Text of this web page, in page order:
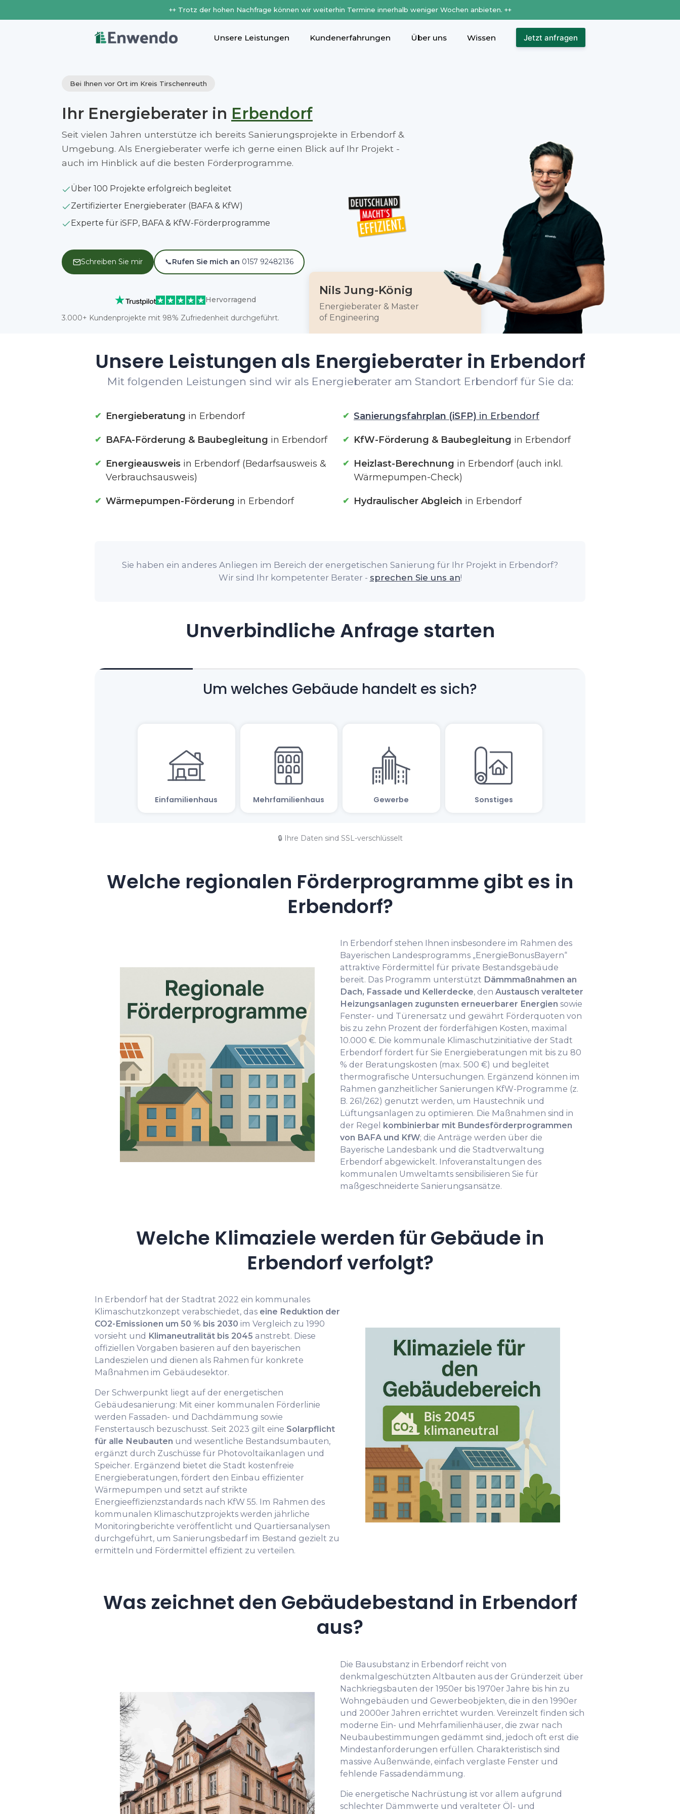
++ Trotz der hohen Nachfrage können wir weiterhin Termine innerhalb weniger Wochen anbieten. ++
Unsere Leistungen Kundenerfahrungen Über uns Wissen Jetzt anfragen
Bei Ihnen vor Ort im Kreis Tirschenreuth
Ihr Energieberater in Erbendorf
Seit vielen Jahren unterstütze ich bereits Sanierungsprojekte in Erbendorf &
Umgebung. Als Energieberater werfe ich gerne einen Blick auf Ihr Projekt -
auch im Hinblick auf die besten Förderprogramme.
Über 100 Projekte erfolgreich begleitet
Zertifizierter Energieberater (BAFA & KfW)
Experte für iSFP, BAFA & KfW-Förderprogramme
Schreiben Sie mir 📞Rufen Sie mich an 0157 92482136
Hervorragend
3.000+ Kundenprojekte mit 98% Zufriedenheit durchgeführt.
Nils Jung-König
Energieberater & Master
of Engineering
Unsere Leistungen als Energieberater in Erbendorf
Mit folgenden Leistungen sind wir als Energieberater am Standort Erbendorf für Sie da:
Energieberatung in Erbendorf Sanierungsfahrplan (iSFP) in Erbendorf
BAFA-Förderung & Baubegleitung in Erbendorf KfW-Förderung & Baubegleitung in Erbendorf
Energieausweis in Erbendorf (Bedarfsausweis &
Verbrauchsausweis)
Heizlast-Berechnung in Erbendorf (auch inkl.
Wärmepumpen-Check)
Wärmepumpen-Förderung in Erbendorf Hydraulischer Abgleich in Erbendorf
Sie haben ein anderes Anliegen im Bereich der energetischen Sanierung für Ihr Projekt in Erbendorf?
Wir sind Ihr kompetenter Berater - sprechen Sie uns an!
Unverbindliche Anfrage starten
🔒 Ihre Daten sind SSL-verschlüsselt
Welche regionalen Förderprogramme gibt es in
Erbendorf?
In Erbendorf stehen Ihnen insbesondere im Rahmen des
Bayerischen Landesprogramms „EnergieBonusBayern“
attraktive Fördermittel für private Bestandsgebäude
bereit. Das Programm unterstützt Dämmmaßnahmen an
Dach, Fassade und Kellerdecke, den Austausch veralteter
Heizungsanlagen zugunsten erneuerbarer Energien sowie
Fenster- und Türenersatz und gewährt Förderquoten von
bis zu zehn Prozent der förderfähigen Kosten, maximal
10.000 €. Die kommunale Klimaschutzinitiative der Stadt
Erbendorf fördert für Sie Energieberatungen mit bis zu 80
% der Beratungskosten (max. 500 €) und begleitet
thermografische Untersuchungen. Ergänzend können im
Rahmen ganzheitlicher Sanierungen KfW-Programme (z.
B. 261/262) genutzt werden, um Haustechnik und
Lüftungsanlagen zu optimieren. Die Maßnahmen sind in
der Regel kombinierbar mit Bundesförderprogrammen
von BAFA und KfW; die Anträge werden über die
Bayerische Landesbank und die Stadtverwaltung
Erbendorf abgewickelt. Infoveranstaltungen des
kommunalen Umweltamts sensibilisieren Sie für
maßgeschneiderte Sanierungsansätze.
Welche Klimaziele werden für Gebäude in
Erbendorf verfolgt?
In Erbendorf hat der Stadtrat 2022 ein kommunales
Klimaschutzkonzept verabschiedet, das eine Reduktion der
CO2-Emissionen um 50 % bis 2030 im Vergleich zu 1990
vorsieht und Klimaneutralität bis 2045 anstrebt. Diese
offiziellen Vorgaben basieren auf den bayerischen
Landeszielen und dienen als Rahmen für konkrete
Maßnahmen im Gebäudesektor.
Der Schwerpunkt liegt auf der energetischen
Gebäudesanierung: Mit einer kommunalen Förderlinie
werden Fassaden- und Dachdämmung sowie
Fenstertausch bezuschusst. Seit 2023 gilt eine Solarpflicht
für alle Neubauten und wesentliche Bestandsumbauten,
ergänzt durch Zuschüsse für Photovoltaikanlagen und
Speicher. Ergänzend bietet die Stadt kostenfreie
Energieberatungen, fördert den Einbau effizienter
Wärmepumpen und setzt auf strikte
Energieeffizienzstandards nach KfW 55. Im Rahmen des
kommunalen Klimaschutzprojekts werden jährliche
Monitoringberichte veröffentlicht und Quartiersanalysen
durchgeführt, um Sanierungsbedarf im Bestand gezielt zu
ermitteln und Fördermittel effizient zu verteilen.
Was zeichnet den Gebäudebestand in Erbendorf
aus?
Die Bausubstanz in Erbendorf reicht von
denkmalgeschützten Altbauten aus der Gründerzeit über
Nachkriegsbauten der 1950er bis 1970er Jahre bis hin zu
Wohngebäuden und Gewerbeobjekten, die in den 1990er
und 2000er Jahren errichtet wurden. Vereinzelt finden sich
moderne Ein- und Mehrfamilienhäuser, die zwar nach
Neubaubestimmungen gedämmt sind, jedoch oft erst die
Mindestanforderungen erfüllen. Charakteristisch sind
massive Außenwände, einfach verglaste Fenster und
fehlende Fassadendämmung.
Die energetische Nachrüstung ist vor allem aufgrund
schlechter Dämmwerte und veralteter Öl- und